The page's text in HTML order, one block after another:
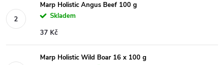
Marp Holistic Angus Beef 100 g
Skladem
37 Kč
Marp Holistic Wild Boar 16 x 100 g